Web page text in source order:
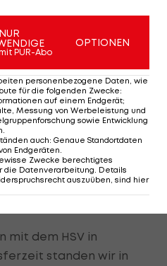
leben würde. Dem
einen Schritt
ist ein
in Kontakt
Ehre, Hamburg nun auf
zu haben“, zitiert Hobel
auch deswegen, weil
hatte.
mit dem HSV in
standen wir in
NUR
PUR-Abo
OPTIONEN
personenbezogene Daten, wie
für die folgenden Zwecke:
auf einem Endgerät;
Messung von Werbeleistung und
sowie Entwicklung
auch: Genaue Standortdaten
Endgeräten
Zwecke berechtigtes
die Datenverarbeitung. Details
auszuüben, sind hier